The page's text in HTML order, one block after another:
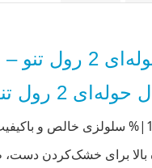
و نرمی بی‌نظیر
2 رول تنو
بالا برای خشک‌کردن